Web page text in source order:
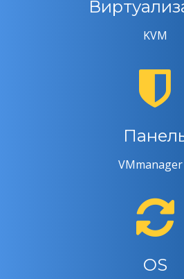
KVM
VMmanager
OS